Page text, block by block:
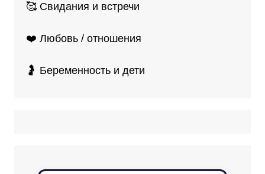
🥰 Свидания и встречи
❤️ Любовь / отношения
🤰 Беременность и дети